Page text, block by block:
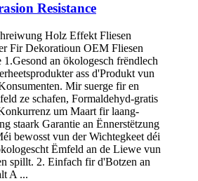
Resistance
Holz Effekt Fliesen
Fir Dekoratioun OEM Fliesen
1.Gesond an ökologesch frëndlech
ass d'Produkt vun
Mir suerge fir en
ze schafen, Formaldehyd-gratis
um Maart fir laang-
staark Garantie an Ënnerstëtzung
bewosst vun der Wichtegkeet déi
Ëmfeld an de Liewe vun
spillt. 2. Einfach fir d'Botzen an
A ...